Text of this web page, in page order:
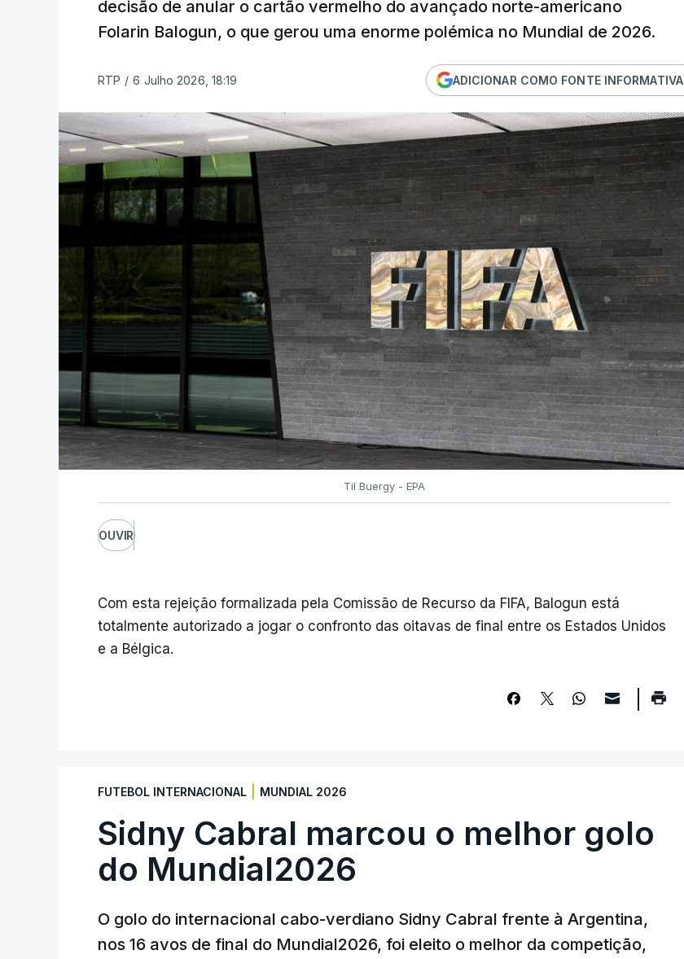
decisão de anular o cartão vermelho do avançado norte-americano
Folarin Balogun, o que gerou uma enorme polémica no Mundial de 2026.
RTP / 6 Julho 2026, 18:19 ADICIONAR COMO FONTE INFORMATIVA
Til Buergy - EPA
OUVIR
Com esta rejeição formalizada pela Comissão de Recurso da FIFA, Balogun está
totalmente autorizado a jogar o confronto das oitavas de final entre os Estados Unidos
e a Bélgica.
FUTEBOL INTERNACIONAL MUNDIAL 2026
Sidny Cabral marcou o melhor golo
do Mundial2026
O golo do internacional cabo-verdiano Sidny Cabral frente à Argentina,
nos 16 avos de final do Mundial2026, foi eleito o melhor da competição,